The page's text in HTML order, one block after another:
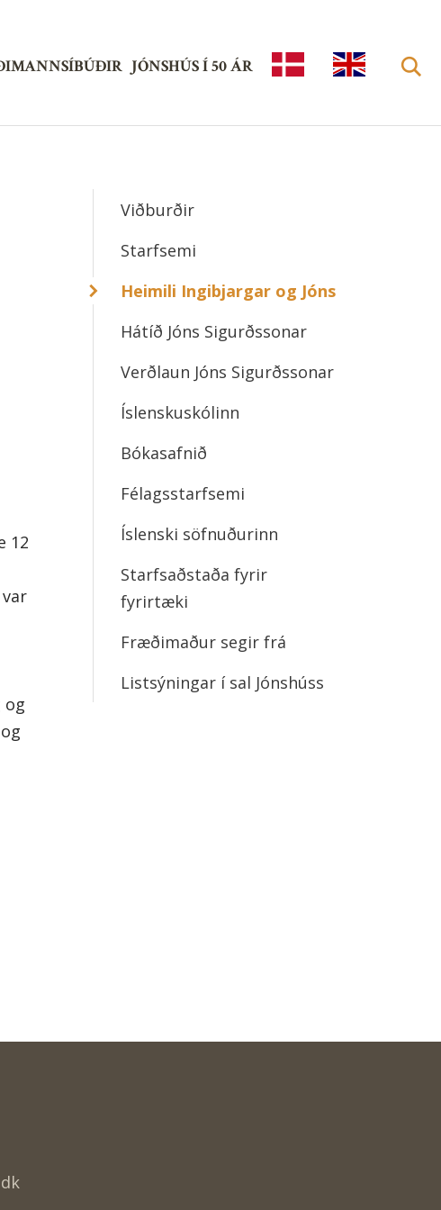
12
og
JÓNSHÚS Í 50 ÁR
AN
GLI
Viðburðir
Starfsemi
Heimili Ingibjargar og Jóns
Hátíð Jóns Sigurðssonar
Verðlaun Jóns Sigurðssonar
Íslenskuskólinn
Bókasafnið
Félagsstarfsemi
Íslenski söfnuðurinn
Starfsaðstaða fyrir
fyrirtæki
Fræðimaður segir frá
Listsýningar í sal Jónshúss